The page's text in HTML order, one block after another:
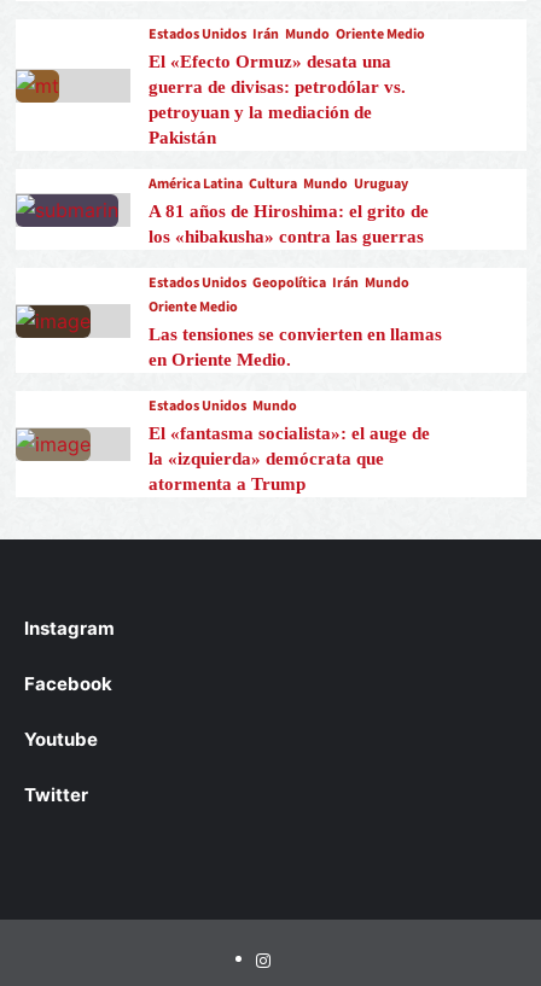
Estados Unidos Irán Mundo Oriente Medio
El «Efecto Ormuz» desata una
guerra de divisas: petrodólar vs.
petroyuan y la mediación de
Pakistán
América Latina Cultura Mundo Uruguay
A 81 años de Hiroshima: el grito de
los «hibakusha» contra las guerras
Estados Unidos Geopolítica Irán Mundo
Oriente Medio
Las tensiones se convierten en llamas
en Oriente Medio.
Estados Unidos Mundo
El «fantasma socialista»: el auge de
la «izquierda» demócrata que
atormenta a Trump
Instagram
Facebook
Youtube
Twitter